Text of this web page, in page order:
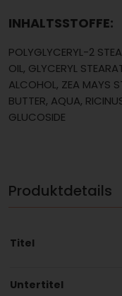
INHALTSSTOFFE:
POLYGLYCERYL-2
OIL, GLYCERYL
ALCOHOL, ZEA MAYS
BUTTER, AQUA,
GLUCOSIDE
Produktdetails
Titel
Untertitel